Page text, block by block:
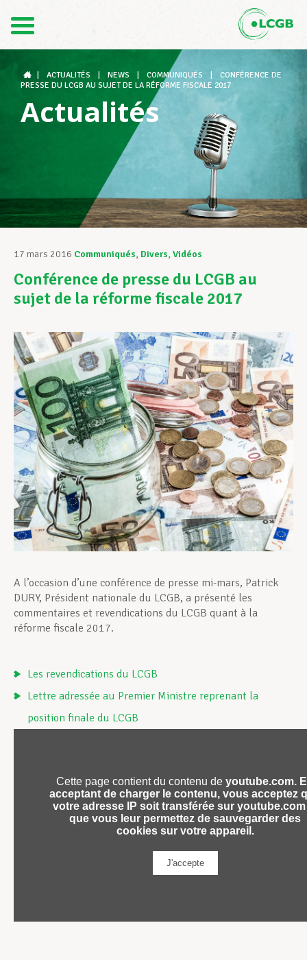
DE
Le LCGB
Structures syndicales
Assistance au Travail
Vos droits
Assistance en vie privée
Développement professionnel
Devenir Membre
Actualités
ACTUALITÉS NEWS COMMUNIQUÉS
CONFÉRENCE DE
PRESSE DU LCGB AU SUJET DE LA RÉFORME FISCALE 2017
Actualités
17 mars 2016 Communiqués, Divers, Vidéos
Conférence de presse du LCGB au
sujet de la réforme fiscale 2017
A l’occasion d’une conférence de presse mi-mars, Patrick
DURY, Président nationale du LCGB, a présenté les
commentaires et revendications du LCGB quant à la
réforme fiscale 2017.
Les revendications du LCGB
Lettre adressée au Premier Ministre reprenant la
position finale du LCGB